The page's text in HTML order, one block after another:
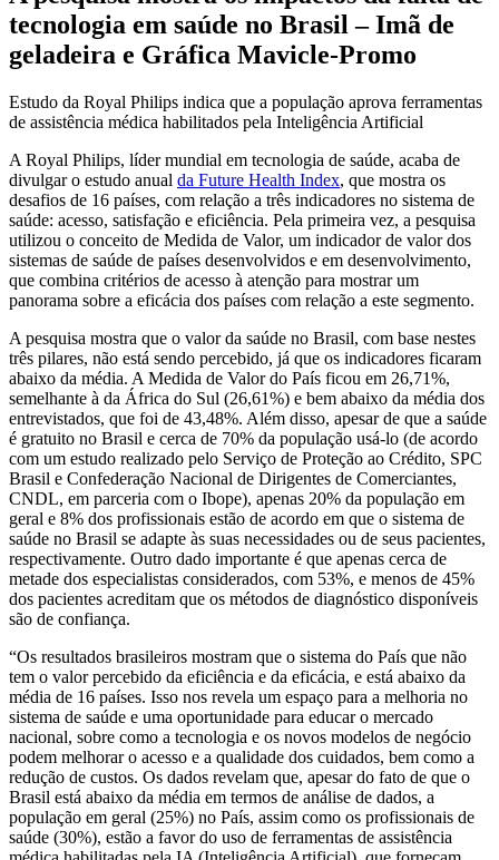
tecnologia em saúde no Brasil – Imã de
geladeira e Gráfica Mavicle-Promo
Estudo da Royal Philips indica que a população aprova ferramentas
de assistência médica habilitados pela Inteligência Artificial
A Royal Philips, líder mundial em tecnologia de saúde, acaba de
divulgar o estudo anual da Future Health Index, que mostra os
desafios de 16 países, com relação a três indicadores no sistema de
saúde: acesso, satisfação e eficiência. Pela primeira vez, a pesquisa
utilizou o conceito de Medida de Valor, um indicador de valor dos
sistemas de saúde de países desenvolvidos e em desenvolvimento,
que combina critérios de acesso à atenção para mostrar um
panorama sobre a eficácia dos países com relação a este segmento.
A pesquisa mostra que o valor da saúde no Brasil, com base nestes
três pilares, não está sendo percebido, já que os indicadores ficaram
abaixo da média. A Medida de Valor do País ficou em 26,71%,
semelhante à da África do Sul (26,61%) e bem abaixo da média dos
entrevistados, que foi de 43,48%. Além disso, apesar de que a saúde
é gratuito no Brasil e cerca de 70% da população usá-lo (de acordo
com um estudo realizado pelo Serviço de Proteção ao Crédito, SPC
Brasil e Confederação Nacional de Dirigentes de Comerciantes,
CNDL, em parceria com o Ibope), apenas 20% da população em
geral e 8% dos profissionais estão de acordo em que o sistema de
saúde no Brasil se adapte às suas necessidades ou de seus pacientes,
respectivamente. Outro dado importante é que apenas cerca de
metade dos especialistas considerados, com 53%, e menos de 45%
dos pacientes acreditam que os métodos de diagnóstico disponíveis
são de confiança.
“Os resultados brasileiros mostram que o sistema do País que não
tem o valor percebido da eficiência e da eficácia, e está abaixo da
média de 16 países. Isso nos revela um espaço para a melhoria no
sistema de saúde e uma oportunidade para educar o mercado
nacional, sobre como a tecnologia e os novos modelos de negócio
podem melhorar o acesso e a qualidade dos cuidados, bem como a
redução de custos. Os dados revelam que, apesar do fato de que o
Brasil está abaixo da média em termos de análise de dados, a
população em geral (25%) no País, assim como os profissionais de
saúde (30%), estão a favor do uso de ferramentas de assistência